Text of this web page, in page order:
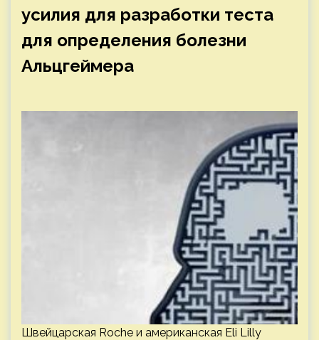
усилия для разработки теста
для определения болезни
Альцгеймера
Швейцарская Roche и американская Eli Lilly